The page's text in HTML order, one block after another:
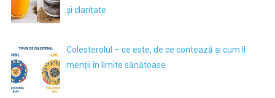
și claritate
Colesterolul – ce este, de ce contează și cum îl
menții în limite sănătoase